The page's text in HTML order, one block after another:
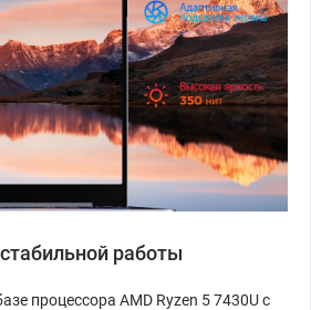
работы
процессора AMD Ryzen 5 7430U с